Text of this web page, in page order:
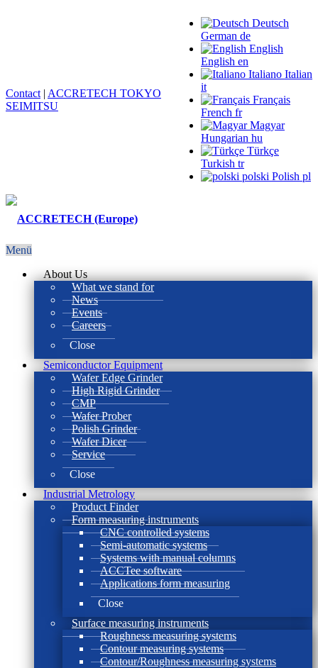
Deutsch
German de
English
English en
Italiano Italian
it
Français
French fr
Magyar
Hungarian hu
Türkçe
Turkish tr
polski Polish pl
Contact | ACCRETECH TOKYO
SEIMITSU
Menü
About Us
What we stand for
News
Events
Careers
Close
Semiconductor Equipment
Wafer Edge Grinder
High Rigid Grinder
CMP
Wafer Prober
Polish Grinder
Wafer Dicer
Service
Close
Industrial Metrology
Product Finder
Form measuring instruments
CNC controlled systems
Semi-automatic systems
Systems with manual columns
ACCTee software
Applications form measuring
Close
Surface measuring instruments
Roughness measuring systems
Contour measuring systems
Contour/Roughness measuring systems